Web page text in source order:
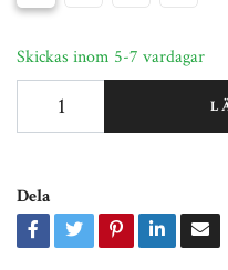
Skickas inom 5-7 vardagar
Dela